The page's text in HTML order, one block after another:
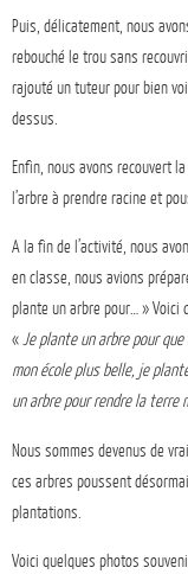
Puis, délicatement, nous
rebouché le trou sans
rajouté un tuteur pour bien
dessus.
Enfin, nous avons recouvert
l’arbre à prendre racine et
A la fin de l’activité, nous
en classe, nous avions
plante un arbre pour… »
«Je plante un arbre pour
mon école plus belle, je
un arbre pour rendre la terre
Nous sommes devenus de
ces arbres poussent
plantations.
Voici quelques photos